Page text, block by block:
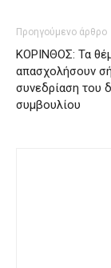
Προηγούμενο άρθρο
ΚΟΡΙΝΘΟΣ: Τα
απασχολήσουν
συνεδρίαση του
συμβουλίου